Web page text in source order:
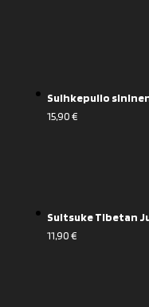
Suihkepullo
15,90€
Suitsuke Tibetan
11,90€